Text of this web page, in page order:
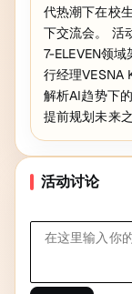
代热潮下在校
下交流会。 活
7-ELEVEN领
行经理VESNA
解析AI趋势下
提前规划未来之
活动讨论